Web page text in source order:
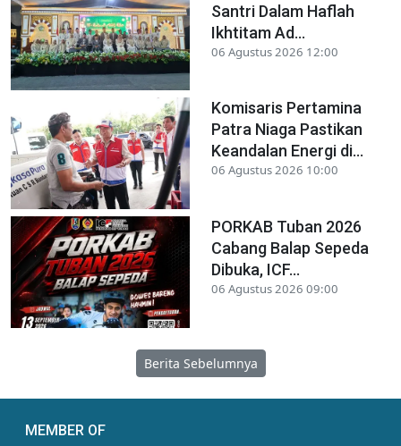
Santri Dalam Haflah
Ikhtitam Ad...
06 Agustus 2026 12:00
Komisaris Pertamina
Patra Niaga Pastikan
Keandalan Energi di...
06 Agustus 2026 10:00
PORKAB Tuban 2026
Cabang Balap Sepeda
Dibuka, ICF...
06 Agustus 2026 09:00
Berita Sebelumnya
MEMBER OF